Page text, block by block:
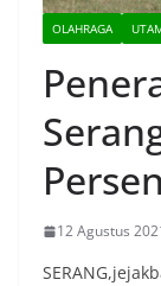
OLAHRAGA
Persen
12 Agustus